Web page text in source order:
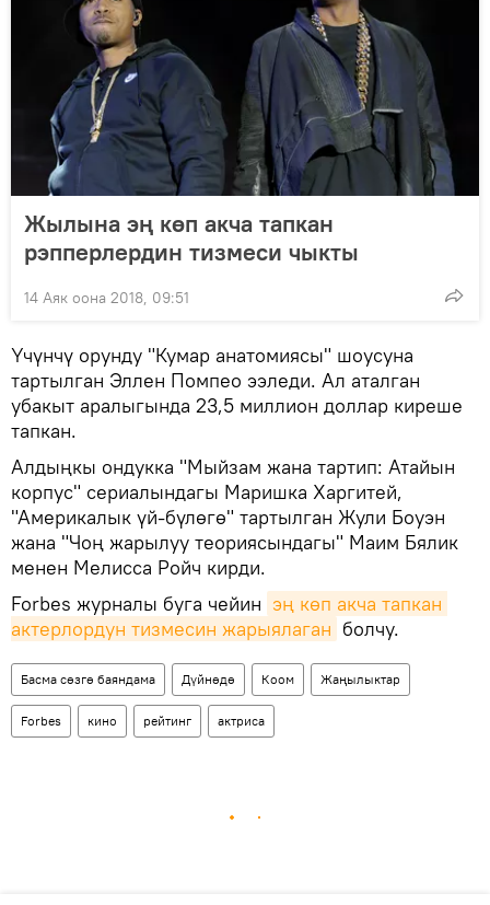
Жылына эң көп акча тапкан
рэпперлердин тизмеси чыкты
14 Аяк оона 2018, 09:51
Үчүнчү орунду "Кумар анатомиясы" шоусуна
тартылган Эллен Помпео ээледи. Ал аталган
убакыт аралыгында 23,5 миллион доллар киреше
тапкан.
Алдыңкы ондукка "Мыйзам жана тартип: Атайын
корпус" сериалындагы Маришка Харгитей,
"Америкалык үй-бүлөгө" тартылган Жули Боуэн
жана "Чоң жарылуу теориясындагы" Маим Бялик
менен Мелисса Ройч кирди.
Forbes журналы буга чейин эң көп акча тапкан
актерлордун тизмесин жарыялаган болчу.
Басма сөзгө баяндама Дүйнөдө Коом Жаңылыктар
Forbes кино рейтинг актриса